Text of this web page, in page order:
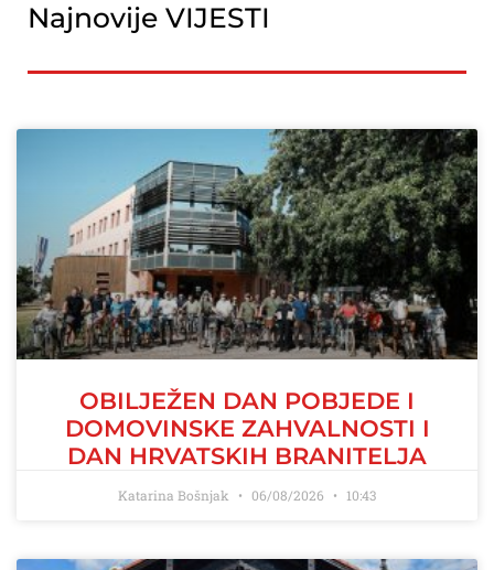
Najnovije VIJESTI
OBILJEŽEN DAN POBJEDE I
DOMOVINSKE ZAHVALNOSTI I
DAN HRVATSKIH BRANITELJA
Katarina Bošnjak 06/08/2026 10:43